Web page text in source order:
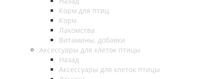
Корм для птиц
Корм
Лакомства
Витамины, добавки
Аксессуары для клеток птицы
Назад
Аксессуары для клеток птицы